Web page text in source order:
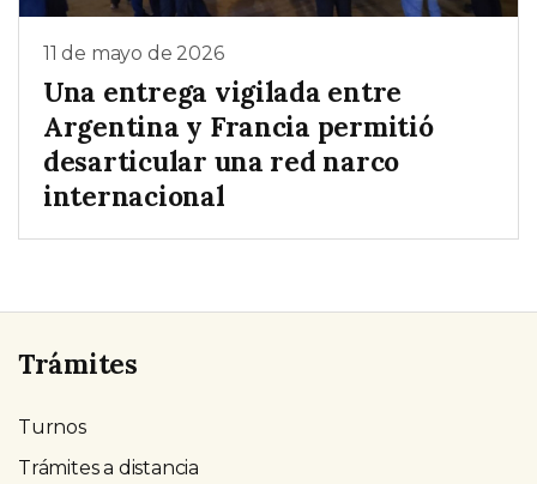
11 de mayo de 2026
Una entrega vigilada entre
Argentina y Francia permitió
desarticular una red narco
internacional
Trámites
Turnos
Trámites a distancia